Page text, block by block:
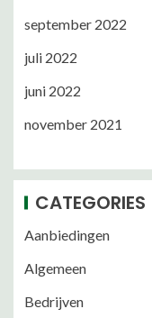
september 2022
juli 2022
juni 2022
november 2021
CATEGORIES
Aanbiedingen
Algemeen
Bedrijven